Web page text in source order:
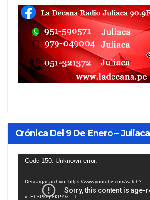
Crónica Del 9 De Enero – Juliaca
Reproductor
Code 150: Unknown error.
Descargar archivo: https://www.youtube.com/watch?
v=EhSPkop8KPY&_=1